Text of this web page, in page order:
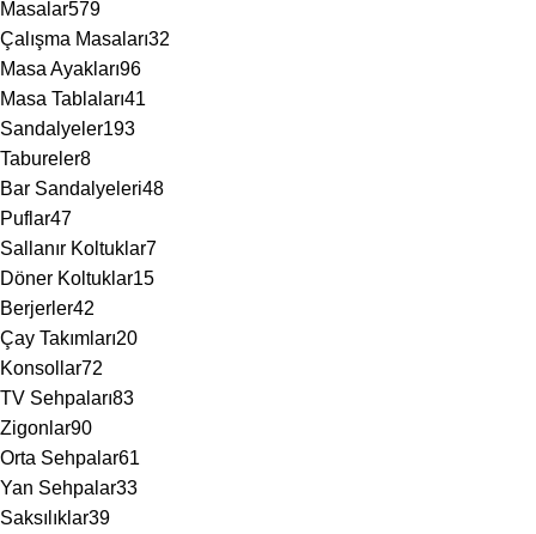
Masalar579
Çalışma Masaları32
Masa Ayakları96
Masa Tablaları41
Sandalyeler193
Tabureler8
Bar Sandalyeleri48
Puflar47
Sallanır Koltuklar7
Döner Koltuklar15
Berjerler42
Çay Takımları20
Konsollar72
TV Sehpaları83
Zigonlar90
Orta Sehpalar61
Yan Sehpalar33
Saksılıklar39